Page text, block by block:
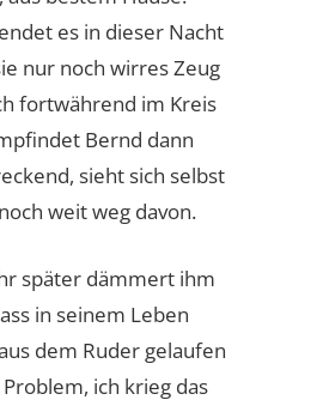
es in dieser Nacht
nur noch wirres Zeug
fortwährend im Kreis
Bernd dann
sieht sich selbst
weit weg davon.
später dämmert ihm
in seinem Leben
dem Ruder gelaufen
ich krieg das